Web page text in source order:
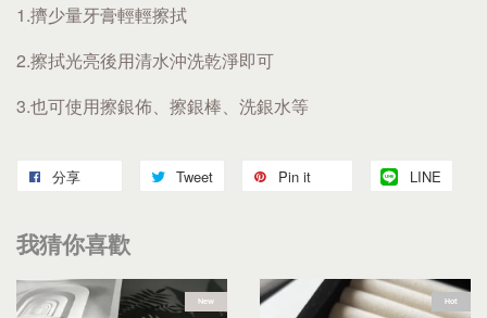
1.擠少量牙膏輕輕擦拭
2.擦拭光亮後用清水沖洗乾淨即可
3.也可使用擦銀佈、擦銀棒、洗銀水等
分享 Tweet Pin it LINE
我猜你喜歡
New Hot